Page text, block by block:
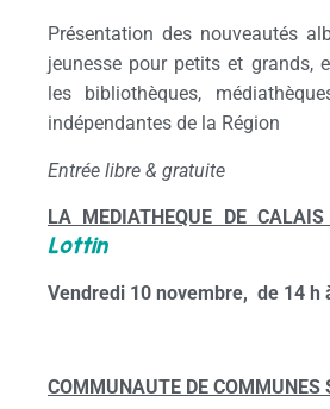
Présentation des nouveautés
jeunesse pour petits et grands,
les bibliothèques,
indépendantes de la Région
Entrée libre & gratuite
LA MEDIATHEQUE DE CALAIS
Lottin
Vendredi 10 novembre, de 14 h
COMMUNAUTE DE COMMUNES